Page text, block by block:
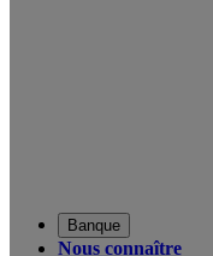
Banque
Nous connaître